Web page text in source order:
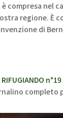
compresa nel
regione. È
di
RIFUGIANDO
completo